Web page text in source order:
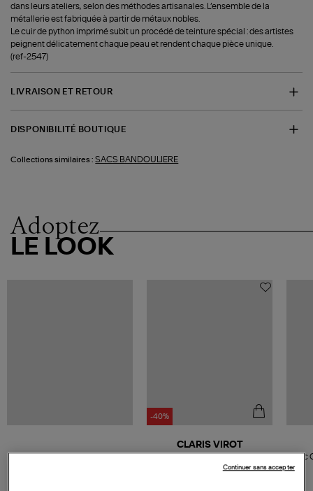
dans leurs ateliers, selon des méthodes artisanales. L’ensemble de la
métallerie est fabriquée à partir de métaux nobles.
Le cuir de python imprimé subit un procédé de teinture spécial : des artistes
peignent délicatement chaque peau et rendent chaque pièce unique.
(ref-2547)
LIVRAISON ET RETOUR
DISPONIBILITÉ BOUTIQUE
Collections similaires : SACS BANDOULIERE
Adoptez
LE LOOK
-40%
354,00 €
CLARIS VIROT
Sac
Continuer sans accepter